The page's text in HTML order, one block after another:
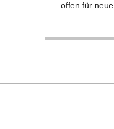
C
offen für